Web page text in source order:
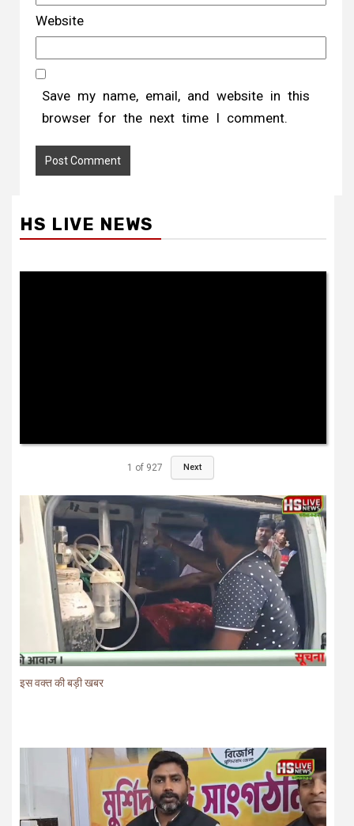
Website
Save my name, email, and website in this
browser for the next time I comment.
HS LIVE NEWS
1 of 927 Next
इस वक्त की बड़ी खबर